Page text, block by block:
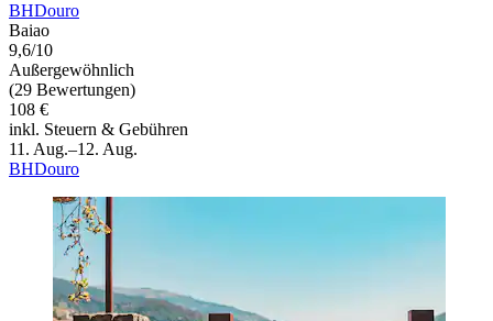
BHDouro
Baiao
9,6/10
Außergewöhnlich
(29 Bewertungen)
108 €
inkl. Steuern & Gebühren
11. Aug.–12. Aug.
BHDouro